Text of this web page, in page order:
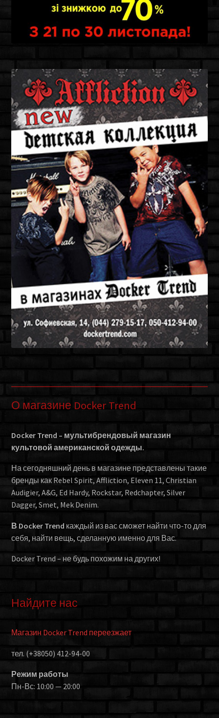
О магазине Docker Trend
Docker Trend – мультибрендовый магазин
культовой американской одежды.
На сегодняшний день в магазине представлены такие
бренды как Rebel Spirit, Affliction, Eleven 11, Christian
Audigier, A&G, Ed Hardy, Rockstar, Redchapter, Silver
Dagger, Smet, Mek Denim.
В Docker Trend каждый из вас сможет найти что-то для
себя, найти вещь, сделанную именно для Вас.
Docker Trend – не будь похожим на других!
Найдите нас
Магазин Docker Trend переезжает
тел. (+38050) 412-94-00
Режим работы
Пн-Вс: 10:00 — 20:00